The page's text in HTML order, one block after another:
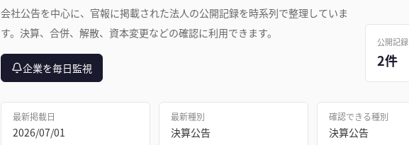
会社公告を中心に、官報に掲載された法人の公開記録を時系列で整理していま
す。決算、合併、解散、資本変更などの確認に利用できます。
企業を毎日監視
公開記録
2件
最新掲載日
2026/07/01
最新種別
決算公告
確認できる種別
決算公告